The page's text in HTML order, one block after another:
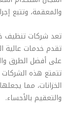
والمعقمة، وتتبع
تعد شركات تنظيف
تقدم خدمات عالية
على أفضل الطرق
تتمتع هذه
الخزانات، مما
والتعقيم بالأحساء.